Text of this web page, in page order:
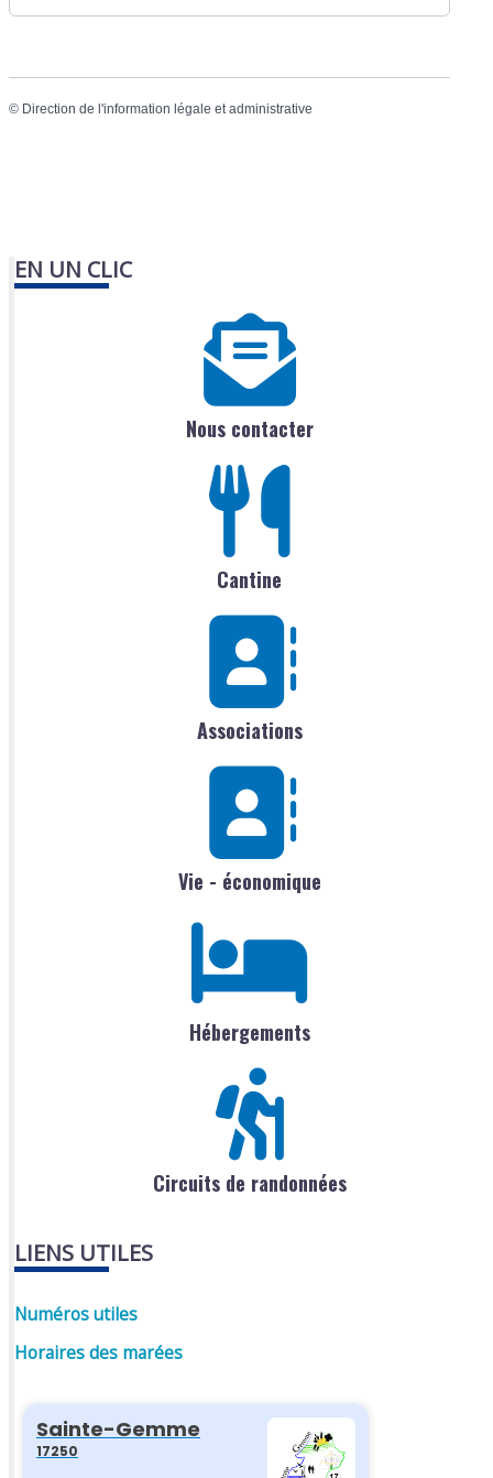
© Direction de l'information légale et administrative
EN UN CLIC
Nous contacter
Cantine
Associations
Vie - économique
Hébergements
Circuits de randonnées
LIENS UTILES
Numéros utiles
Horaires des marées